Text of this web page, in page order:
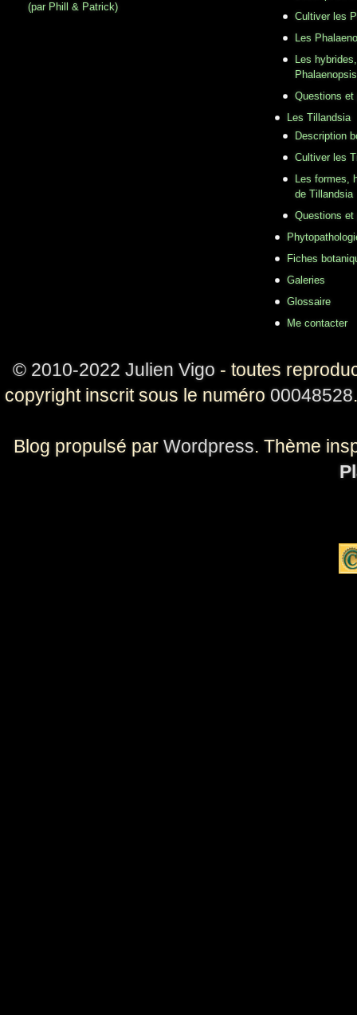
(par Phill & Patrick)
Cultiver les
Les
Les
Phalaenopsis
Questions et
Les Tillandsia
Description
Cultiver les
Les formes,
de Tillandsia
Questions et
Fiches
Galeries
Glossaire
Me contacter
© 2010-2022 Julien Vigo - toutes
copyright inscrit sous le numéro 00048528
Blog propulsé par Wordpress. Thème